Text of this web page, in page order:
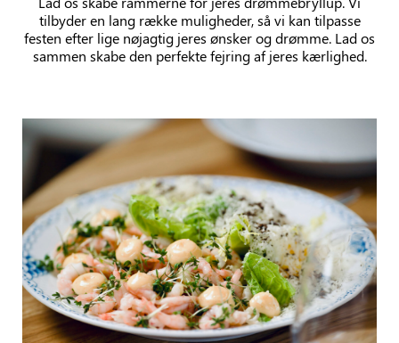
tilbyder en lang række muligheder, så vi kan tilpasse
festen efter lige nøjagtig jeres ønsker og drømme. Lad os
sammen skabe den perfekte fejring af jeres kærlighed.